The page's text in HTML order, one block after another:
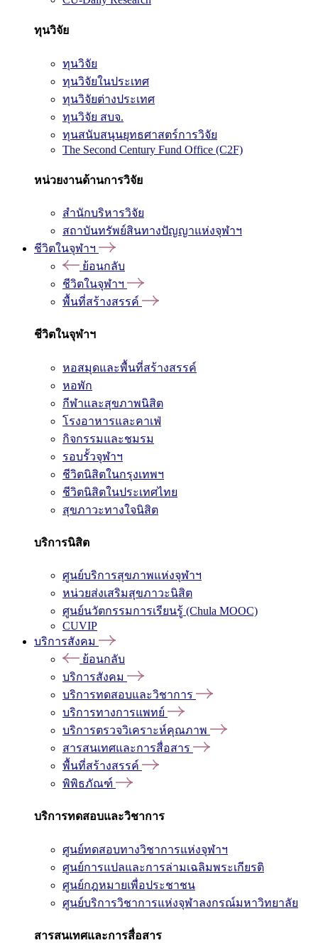
ทุนวิจัย
ทุนวิจัย
ทุนวิจัยในประเทศ
ทุนวิจัยต่างประเทศ
ทุนวิจัย สบจ.
ทุนสนับสนุนยุทธศาสตร์การวิจัย
The Second Century Fund Office (C2F)
หน่วยงานด้านการวิจัย
สำนักบริหารวิจัย
สถาบันทรัพย์สินทางปัญญาแห่งจุฬาฯ
ชีวิตในจุฬาฯ
ย้อนกลับ
ชีวิตในจุฬาฯ
พื้นที่สร้างสรรค์
ชีวิตในจุฬาฯ
หอสมุดและพื้นที่สร้างสรรค์
หอพัก
กีฬาและสุขภาพนิสิต
โรงอาหารและคาเฟ่
กิจกรรมและชมรม
รอบรั้วจุฬาฯ
ชีวิตนิสิตในกรุงเทพฯ
ชีวิตนิสิตในประเทศไทย
สุขภาวะทางใจนิสิต
บริการนิสิต
ศูนย์บริการสุขภาพแห่งจุฬาฯ
หน่วยส่งเสริมสุขภาวะนิสิต
ศูนย์นวัตกรรมการเรียนรู้ (Chula MOOC)
CUVIP
บริการสังคม
ย้อนกลับ
บริการสังคม
บริการทดสอบและวิชาการ
บริการทางการแพทย์
บริการตรวจวิเคราะห์คุณภาพ
สารสนเทศและการสื่อสาร
พื้นที่สร้างสรรค์
พิพิธภัณฑ์
บริการทดสอบและวิชาการ
ศูนย์ทดสอบทางวิชาการแห่งจุฬาฯ
ศูนย์การแปลและการล่ามเฉลิมพระเกียรติ
ศูนย์กฎหมายเพื่อประชาชน
ศูนย์บริการวิชาการแห่งจุฬาลงกรณ์มหาวิทยาลัย
สารสนเทศและการสื่อสาร